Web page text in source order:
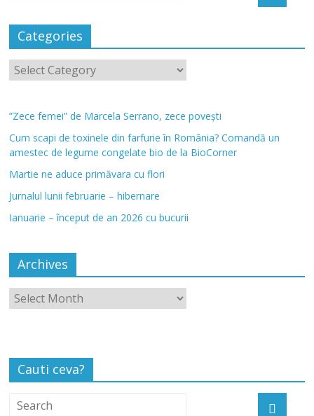
Categories
”Zece femei” de Marcela Serrano, zece povești
Cum scapi de toxinele din farfurie în România? Comandă un
amestec de legume congelate bio de la BioCorner
Martie ne aduce primăvara cu flori
Jurnalul lunii februarie – hibernare
Ianuarie – început de an 2026 cu bucurii
Archives
Cauti ceva?